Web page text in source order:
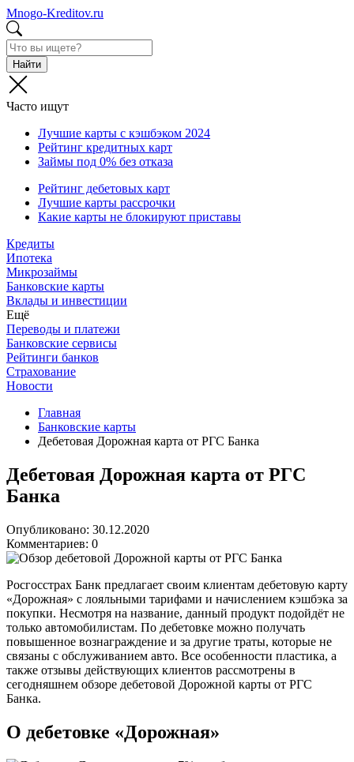
Mnogo-Kreditov.ru
Найти
Часто ищут
Лучшие карты с кэшбэком 2024
Рейтинг кредитных карт
Займы под 0% без отказа
Рейтинг дебетовых карт
Лучшие карты рассрочки
Какие карты не блокируют приставы
Кредиты
Ипотека
Микрозаймы
Банковские карты
Вклады и инвестиции
Ещё
Переводы и платежи
Банковские сервисы
Рейтинги банков
Страхование
Новости
Главная
Банковские карты
Дебетовая Дорожная карта от РГС Банка
Дебетовая Дорожная карта от РГС
Банка
Опубликовано: 30.12.2020
Комментариев: 0
Росгосстрах Банк предлагает своим клиентам дебетовую карту
«Дорожная» с лояльными тарифами и начислением кэшбэка за
покупки. Несмотря на название, данный продукт подойдёт не
только автомобилистам. По дебетовке можно получать
повышенное вознаграждение и за другие траты, которые не
связаны с обслуживанием авто. Все особенности пластика, а
также отзывы действующих клиентов рассмотрены в
сегодняшнем обзоре дебетовой Дорожной карты от РГС
Банка.
О дебетовке «Дорожная»